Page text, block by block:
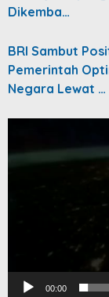
Dikemba…
BRI Sambut
Pemerintah
Negara Lewat …
00:00